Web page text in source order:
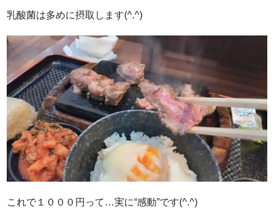
乳酸菌は多めに摂取します(^.^)
これで１０００円って…実に“感動”です(^.^)